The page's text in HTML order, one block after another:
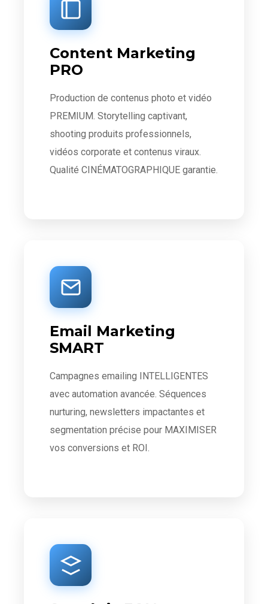
Content Marketing
PRO
Production de contenus photo et vidéo
PREMIUM. Storytelling captivant,
shooting produits professionnels,
vidéos corporate et contenus viraux.
Qualité CINÉMATOGRAPHIQUE garantie.
Email Marketing
SMART
Campagnes emailing INTELLIGENTES
avec automation avancée. Séquences
nurturing, newsletters impactantes et
segmentation précise pour MAXIMISER
vos conversions et ROI.